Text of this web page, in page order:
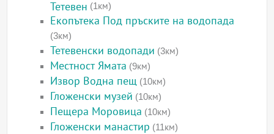
Тетевен (1км)
Екопътека Под пръските на водопада
(3км)
Тетевенски водопади (3км)
Местност Ямата (9км)
Извор Водна пещ (10км)
Гложенски музей (10км)
Пещера Моровица (10км)
Гложенски манастир (11км)